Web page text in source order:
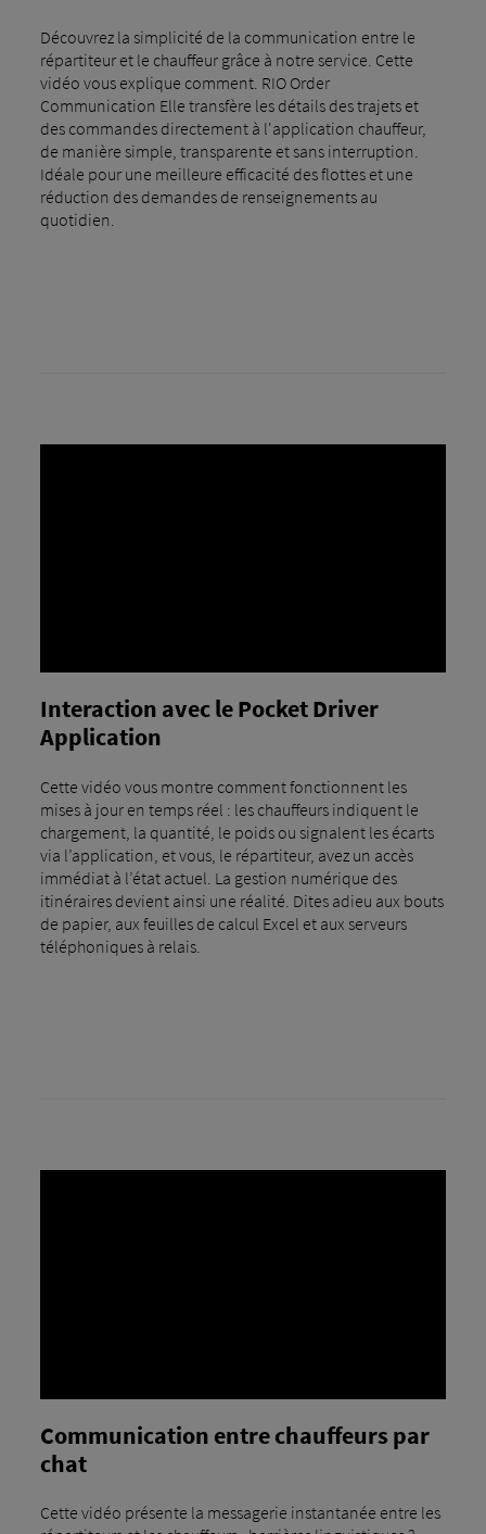
Découvrez la simplicité de la communication entre le
répartiteur et le chauffeur grâce à notre service. Cette
vidéo vous explique comment. RIO Order
Communication Elle transfère les détails des trajets et
des commandes directement à l'application chauffeur,
de manière simple, transparente et sans interruption.
Idéale pour une meilleure efficacité des flottes et une
réduction des demandes de renseignements au
quotidien.
Interaction avec le Pocket Driver
Application
Cette vidéo vous montre comment fonctionnent les
mises à jour en temps réel : les chauffeurs indiquent le
chargement, la quantité, le poids ou signalent les écarts
via l’application, et vous, le répartiteur, avez un accès
immédiat à l’état actuel. La gestion numérique des
itinéraires devient ainsi une réalité. Dites adieu aux bouts
de papier, aux feuilles de calcul Excel et aux serveurs
téléphoniques à relais.
Communication entre chauffeurs par
chat
Cette vidéo présente la messagerie instantanée entre les